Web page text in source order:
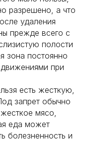
разрешено, а что
удаления
прежде всего с
полости
зона постоянно
при
есть жесткую,
запрет обычно
мясо,
еда может
болезненность и